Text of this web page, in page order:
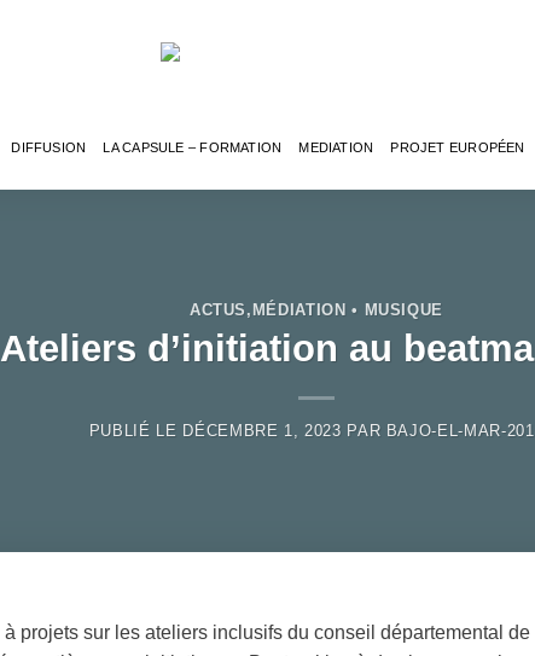
DIFFUSION LA CAPSULE – FORMATION MEDIATION PROJET EUROPÉEN
ACTUS , MÉDIATION • MUSIQUE
Ateliers d’initiation au
PUBLIÉ LE DÉCEMBRE 1, 2023 PAR BAJO-EL-MAR-
à projets sur les ateliers inclusifs du conseil départemental